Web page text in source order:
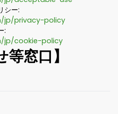
シー:
jp/privacy-policy
:
jp/cookie-policy
等窓口】